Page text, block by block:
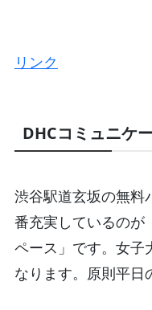
リンク
DHCコミュニケ
渋谷駅道玄坂の無料
番充実しているのが
ペース」です。女子
なります。原則平日